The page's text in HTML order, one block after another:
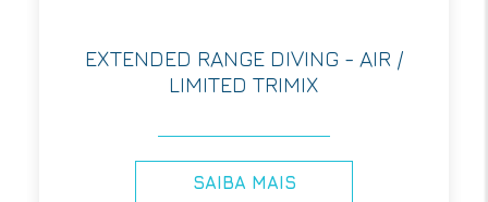
EXTENDED RANGE DIVING - AIR /
LIMITED TRIMIX
SAIBA MAIS